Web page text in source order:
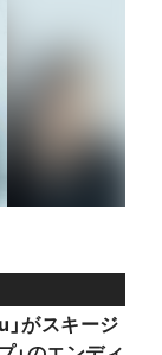
がスキージ